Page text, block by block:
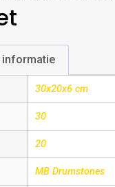
informatie
30x20x6 cm
30
20
MB Drumstones